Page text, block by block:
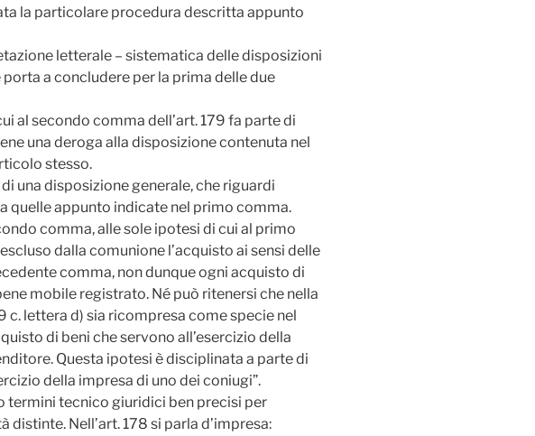
la particolare procedura descritta appunto
letterale – sistematica delle disposizioni
a concludere per la prima delle due
al secondo comma dell’art. 179 fa parte di
una deroga alla disposizione contenuta nel
stesso.
una disposizione generale, che riguardi
quelle appunto indicate nel primo comma.
comma, alle sole ipotesi di cui al primo
dalla comunione l’acquisto ai sensi delle
comma, non dunque ogni acquisto di
mobile registrato. Né può ritenersi che nella
c. lettera d) sia ricompresa come specie nel
di beni che servono all’esercizio della
Questa ipotesi è disciplinata a parte di
della impresa di uno dei coniugi”.
termini tecnico giuridici ben precisi per
distinte. Nell’art. 178 si parla d’impresa: